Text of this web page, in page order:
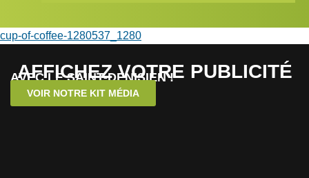
cup-of-coffee-1280537_1280
AFFICHEZ VOTRE PUBLICITÉ
AVEC LE SAINT-DENISIEN !
VOIR NOTRE KIT MÉDIA